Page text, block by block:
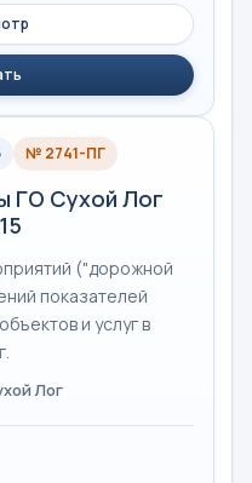
№ 2741-ПГ
ГО Сухой Лог
("дорожной
показателей
и услуг в
Лог